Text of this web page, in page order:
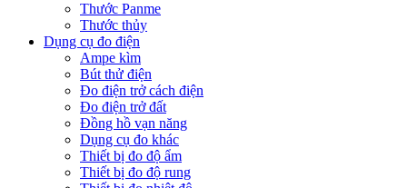
Thước Panme
Thước thủy
Dụng cụ đo điện
Ampe kìm
Bút thử điện
Đo điện trở cách điện
Đo điện trở đất
Đồng hồ vạn năng
Dụng cụ đo khác
Thiết bị đo độ ẩm
Thiết bị đo độ rung